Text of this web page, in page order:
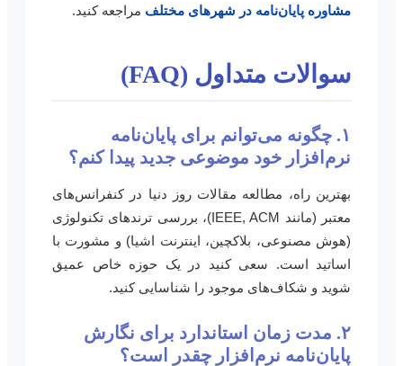
مشاوره پایان‌نامه در شهرهای مختلفمراجعه کنید.
سوالات متداول (FAQ)
۱. چگونه می‌توانم برای پایان‌نامه
نرم‌افزار خود موضوعی جدید پیدا کنم؟
بهترین راه، مطالعه مقالات روز دنیا در کنفرانس‌های
معتبر (مانند IEEE, ACM)، بررسی ترندهای تکنولوژی
(هوش مصنوعی، بلاکچین، اینترنت اشیا) و مشورت با
اساتید است. سعی کنید در یک حوزه خاص عمیق
شوید و شکاف‌های موجود را شناسایی کنید.
۲. مدت زمان استاندارد برای نگارش
پایان‌نامه نرم‌افزار چقدر است؟